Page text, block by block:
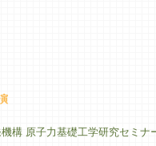
構 原子力基礎工学研究セミナ